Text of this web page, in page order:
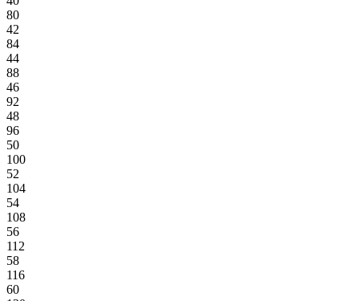
80
42
84
44
88
46
92
48
96
50
100
52
104
54
108
56
112
58
116
60